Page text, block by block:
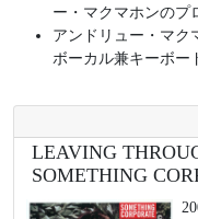
ー・マクマホンのプ
アンドリュー・マク
ボーカル兼キーボー
LEAVING
SOMETHING